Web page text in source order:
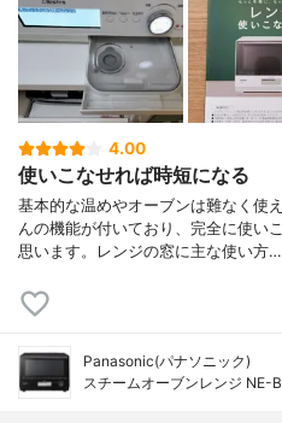
4.00
使いこなせれば時短になる
基本的な温めやオーブンは難なく使
んの機能が付いており、完全に使い
思います。レンジの窓に主な使い方…
Panasonic(パナソニック)
スチームオーブンレンジ NE-